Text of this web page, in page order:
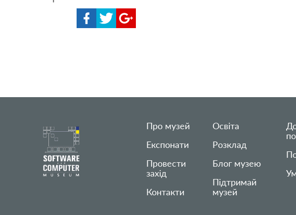
Про музей
Експонати
Провести
захід
Контакти
Освіта
Розклад
Блог музею
Підтримай
музей